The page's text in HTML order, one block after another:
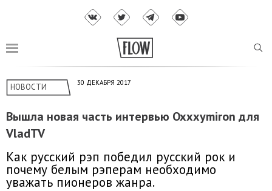
НОВОСТИ 30 ДЕКАБРЯ 2017
Вышла новая часть интервью Oxxxymiron для
VladTV
Как русский рэп победил русский рок и
почему белым рэперам необходимо
уважать пионеров жанра.